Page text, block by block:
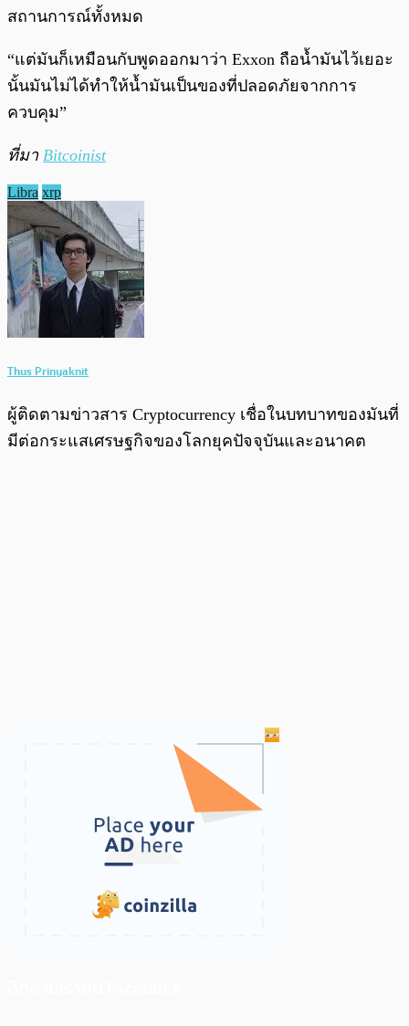
สถานการณ์ทั้งหมด
“แต่มันก็เหมือนกับพูดออกมาว่า Exxon ถือน้ำมันไว้เยอะ
นั้นมันไม่ได้ทำให้น้ำมันเป็นของที่ปลอดภัยจากการ
ควบคุม”
ที่มา Bitcoinist
Libra xrp
Thus Prinyaknit
ผู้ติดตามข่าวสาร Cryptocurrency เชื่อในบทบาทของมันที่
มีต่อกระแสเศรษฐกิจของโลกยุคปัจจุบันและอนาคต